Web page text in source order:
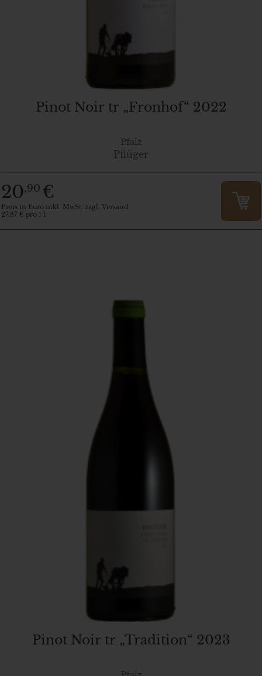
Pinot Noir tr „Fronhof“ 2022
Pfalz
Pflüger
20,90 €
Preis in Euro inkl. MwSt. zzgl. Versand
27,87 € pro 1 l
Pinot Noir tr „Tradition“ 2023